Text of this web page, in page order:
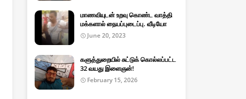
மாணவியுடன் உறவு கொண்ட வாத்தி
மக்களால் நையப்புடைப்பு. வீடியோ
June 20, 2023
களுத்துறையில் சுட்டுக் கொல்லப்பட்ட
32 வயது இளைஞன்!
February 15, 2026